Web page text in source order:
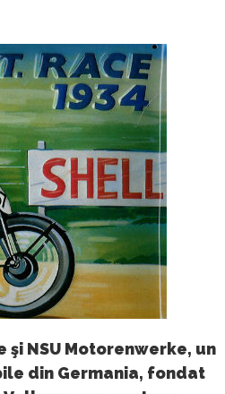
NSU Motorenwerke, un
din Germania, fondat